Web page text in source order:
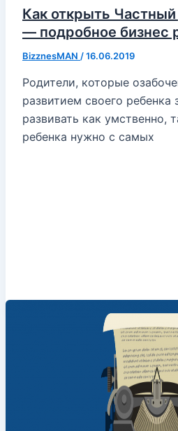
Как открыть
— подробное бизнес
BizznesMAN /16.06.2019
Родители, которые
развитием своего ребенка
развивать как умственно,
ребенка нужно с самых